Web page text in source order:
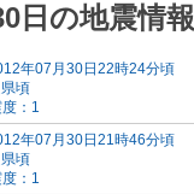
日の地震情報
年07月30日22時24分頃
頃
：1
年07月30日21時46分頃
頃
：1